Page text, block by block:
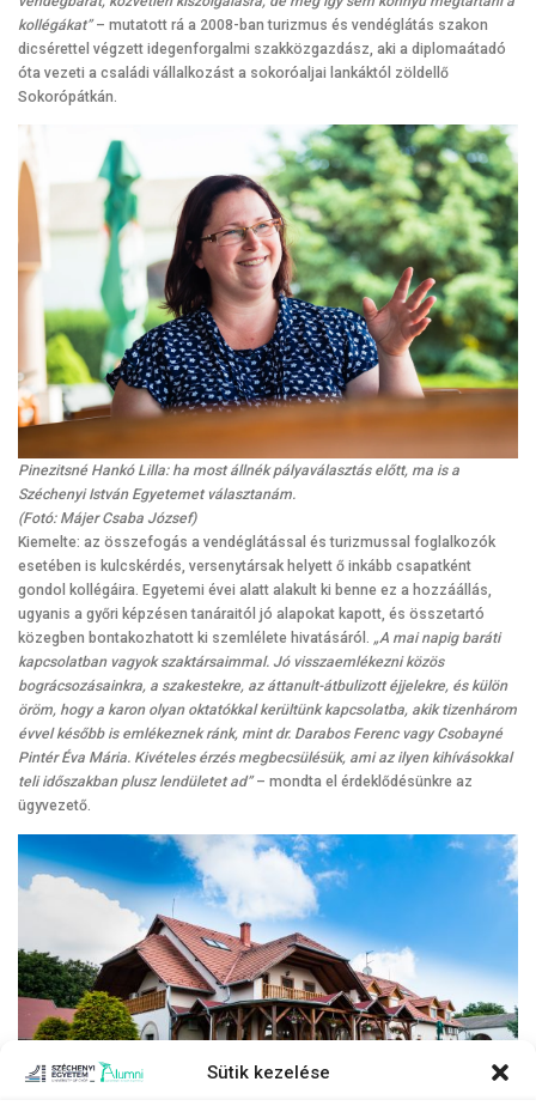
Sütik kezelése
kollégákat”– mutatott rá a 2008-ban turizmus és vendéglátás szakon
dicsérettel végzett idegenforgalmi szakközgazdász, aki a diplomaátadó
óta vezeti a családi vállalkozást a sokoróaljai lankáktól zöldellő
Sokorópátkán.
Pinezitsné Hankó Lilla: ha most állnék pályaválasztás előtt, ma is a
Széchenyi István Egyetemet választanám.
(Fotó: Májer Csaba József)
Kiemelte: az összefogás a vendéglátással és turizmussal foglalkozók
esetében is kulcskérdés, versenytársak helyett ő inkább csapatként
gondol kollégáira. Egyetemi évei alatt alakult ki benne ez a hozzáállás,
ugyanis a győri képzésen tanáraitól jó alapokat kapott, és összetartó
közegben bontakozhatott ki szemlélete hivatásáról. „A mai napig baráti
kapcsolatban vagyok szaktársaimmal. Jó visszaemlékezni közös
bográcsozásainkra, a szakestekre, az áttanult-átbulizott éjjelekre, és külön
öröm, hogy a karon olyan oktatókkal kerültünk kapcsolatba, akik tizenhárom
évvel később is emlékeznek ránk, mint dr. Darabos Ferenc vagy Csobayné
Pintér Éva Mária. Kivételes érzés megbecsülésük, ami az ilyen kihívásokkal
teli időszakban plusz lendületet ad”– mondta el érdeklődésünkre az
ügyvezető.